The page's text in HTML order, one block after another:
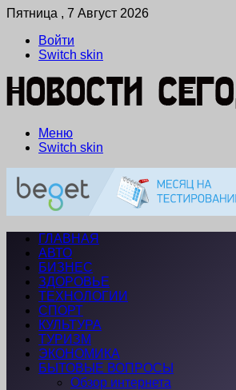
Пятница , 7 Август 2026
Войти
Switch skin
Меню
Switch skin
ГЛАВНАЯ
АВТО
БИЗНЕС
ЗДОРОВЬЕ
ТЕХНОЛОГИИ
СПОРТ
КУЛЬТУРА
ТУРИЗМ
ЭКОНОМИКА
БЫТОВЫЕ ВОПРОСЫ
Обзор интернета